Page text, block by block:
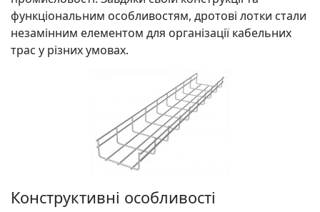
функціональним особливостям, дротові лотки стали
незамінним елементом для організації кабельних
трас у різних умовах.
Конструктивні особливості